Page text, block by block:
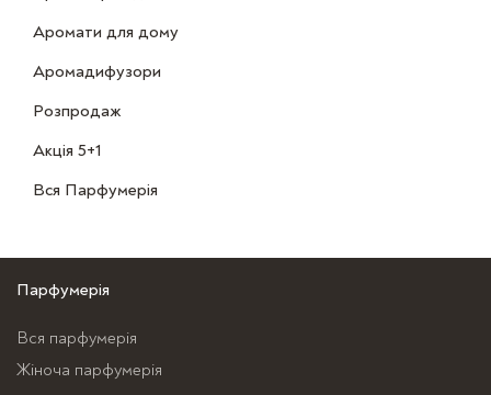
Аромати для дому
Аромадифузори
Розпродаж
Акція 5+1
Вся Парфумерія
Парфумерія
Вся парфумерія
Жіноча парфумерія